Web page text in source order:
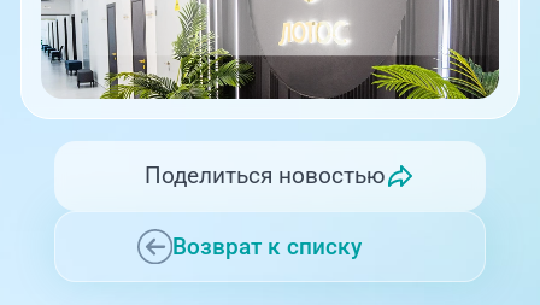
Возврат к списку
Поделиться новостью